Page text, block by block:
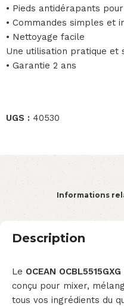
• Pieds antidérapants
• Commandes simples et
• Nettoyage facile
Une utilisation pratique et
• Garantie 2 ans
UGS : 40530
Informations
Description
Le OCEAN OCBL5515GXG
conçu pour mixer,
tous vos ingrédients du